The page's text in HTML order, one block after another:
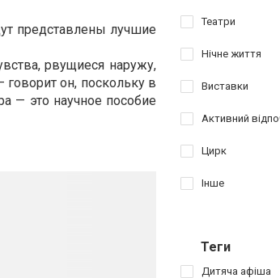
представлены лучшие
рвущиеся наружу,
он, поскольку в
— это научное пособие
Театри
Нічне життя
Виставки
Активний
Цирк
Інше
Теги
Дитяча афіша